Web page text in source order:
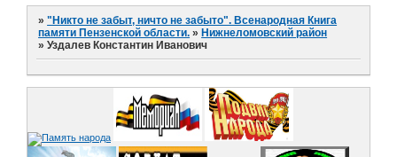
»"Никто не забыт, ничто не забыто". Всенародная Книга
памяти Пензенской области. » Нижнеломовский район
»Уздалев Константин Иванович